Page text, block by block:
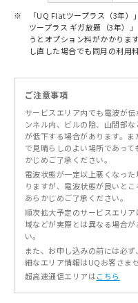
※
「UQ Flatツープラス（3年
ツープラス ギガ放題（3年）
うとオプション料がかかりま
し直した場合でも同月の利用
ご注意事項
サービスエリア内でも電波が
ンネル内、ビルの陰、山間部
が低下する場合があります。
で見晴らしのよい場所であっ
かじめご了承ください。
電波状態が一定以上悪くなっ
りますが、電波状態が良いと
あらかじめご了承ください。
順次拡大予定のサービスエリ
域などが実際とは異なる場合
い。
また、お申し込みの前には必
細なエリア情報はUQお客さま
超高速通信エリアはこちら